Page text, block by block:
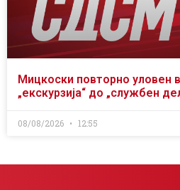
Мицкоски повторно уловен
„екскурзија“ до „службен
08/08/2026 12:55